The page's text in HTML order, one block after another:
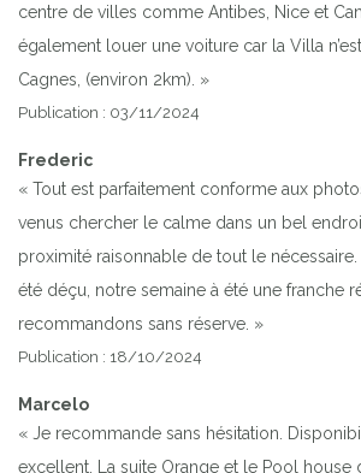
centre de villes comme Antibes, Nice et
également louer une voiture car la Villa
Cagnes, (environ 2km). »
Publication : 03/11/2024
Frederic
« Tout est parfaitement conforme aux
venus chercher le calme dans un bel
proximité raisonnable de tout le nécessaire.
été déçu, notre semaine à été une franche
recommandons sans réserve. »
Publication : 18/10/2024
Marcelo
« Je recommande sans hésitation.
excellent. La suite Orange et le Pool house